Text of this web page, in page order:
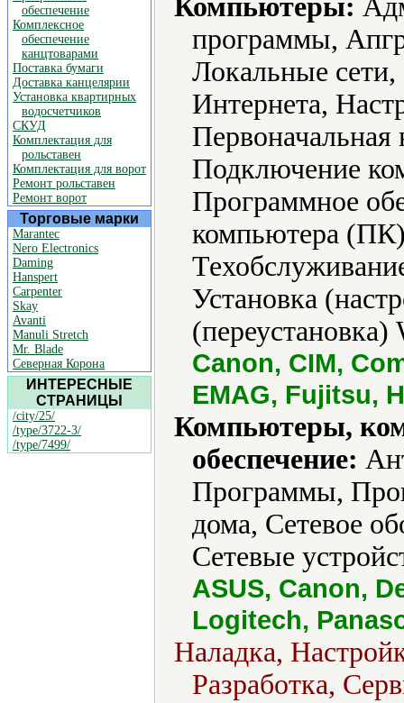
обеспечение
Комплексное
обеспечение
канцтоварами
Поставка бумаги
Доставка канцелярии
Установка квартирных
водосчетчиков
СКУД
Комплектация для
рольставен
Комплектация для ворот
Ремонт рольставен
Ремонт ворот
Торговые марки
Marantec
Nero Electronics
Daming
Hanspert
Carpenter
Skay
Avanti
Manuli Stretch
Mr. Blade
Северная Корона
ИНТЕРЕСНЫЕ
СТРАНИЦЫ
/city/25/
/type/3722-3/
/type/7499/
Компьютеры:
программы,
Локальные
Интернета,
Первоначальная
Подключение
Программное
компьютера
Установка
Canon, CIM,
EMAG, Fujitsu,
Компьютеры,
обеспечение:
Программы,
дома, Сетевое
Сетевые
ASUS, Canon,
Logitech,
Наладка,
Разработка,